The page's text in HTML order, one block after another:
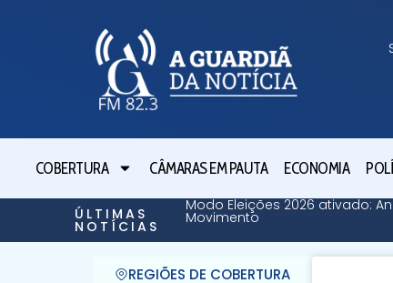
COBERTURA CÂMARAS EM PAUTA ECONOMIA
ÚLTIMAS
NOTÍCIAS
Modo Eleições 2026 ativado:
Movimento
REGIÕES DE COBERTURA